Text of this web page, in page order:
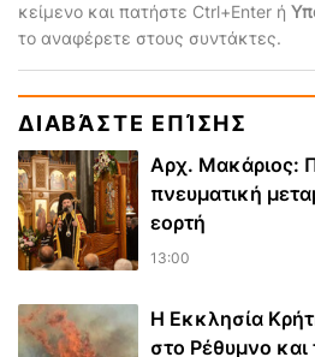
κείμενο και πατήστε Ctrl+Enter ή
το αναφέρετε στους συντάκτες.
ΔΙΑΒΆΣΤΕ ΕΠΊΣΗΣ
Αρχ. Μακάριος:
πνευματική
εορτή
13:00
Η Εκκλησία
στο Ρέθυμνο και